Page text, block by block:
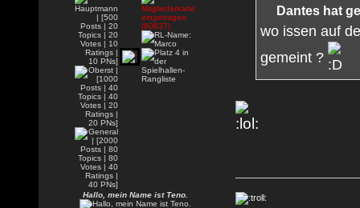
Hallo, mein Name ist Teno.
Dantes hat
wo issen auf
gemeint ?